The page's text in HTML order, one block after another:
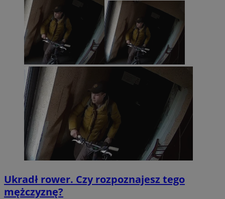
Ukradł rower. Czy rozpoznajesz tego
mężczyznę?